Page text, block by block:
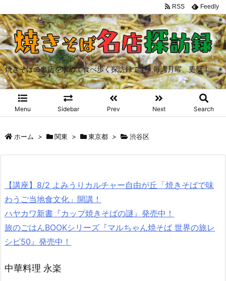
焼きそばの名店を求めて食べ歩く探訪録です。毎週月曜、更新！
Menu Sidebar Prev Next Search
RSS Feedly
ホーム > 関東 > 東京都 > 渋谷区
【講座】8/2 よみうりカルチャー自由が丘「焼きそばで味
わうご当地食文化」開講！
ハヤカワ新書『カップ焼きそばの謎』発売中！
旅のごはんBOOKシリーズ『マルちゃん焼そば 世界の旅レ
シピ50』発売中！
中華料理 永楽